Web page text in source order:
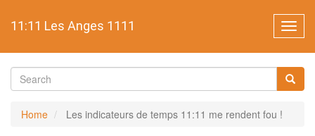
content
11:11 Les Anges 1111
Search
Home
Les indicateurs de temps 11:11 me rendent fou !